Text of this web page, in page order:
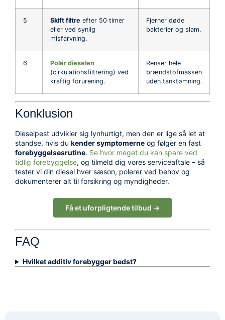
5 Skift filtre efter 50 timer
eller ved synlig
misfarvning.
Fjerner døde
bakterier og slam.
6
Polér dieselen
(cirkulationsfiltrering) ved
kraftig forurening.
Renser hele
brændstofmassen
uden tanktømning.
Konklusion
Dieselpest udvikler sig lynhurtigt, men den er lige så let at
standse, hvis du kender symptomerne og følger en fast
forebyggelses­rutine. Se hvor meget du kan spare ved
tidlig forebyggelse, og tilmeld dig vores serviceaftale – så
tester vi din diesel hver sæson, polerer ved behov og
dokumenterer alt til forsikring og myndigheder.
Få et uforpligtende tilbud →
FAQ
Hvilket additiv forebygger bedst?